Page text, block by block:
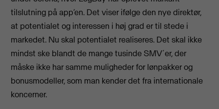
tilslutning på app’en. Det viser ifølge den nye direktør,
at potentialet og interessen i høj grad er til stede i
markedet. Nu skal potentialet realiseres. Det skal ikke
mindst ske blandt de mange tusinde SMV´er, der
måske ikke har samme muligheder for lønpakker og
bonusmodeller, som man kender det fra internationale
koncerner.